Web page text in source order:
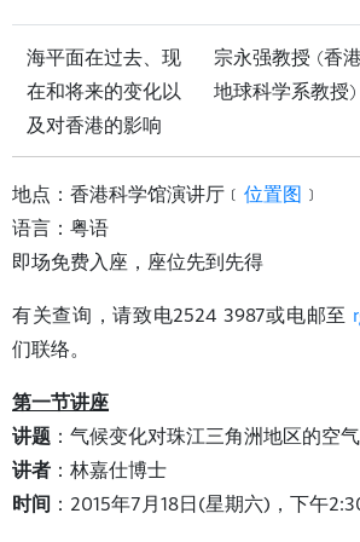
海平面在过去、现
在和将来的变化以
及对香港的影响
宗永强教授 (香
地球科学系教授)
地点：香港科学馆演讲厅﹝ 位置图 ﹞
语言：粤语
即场免费入座，座位先到先得
有关查询，请致电2524 3987或电邮至
们联络。
第一节讲座
讲题 ：气候变化对珠江三角洲地区的空
讲者 ：林嘉仕博士
时间 ：2015年7月18日(星期六)，下午